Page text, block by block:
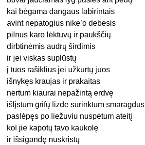
kai bėgama dangaus labirintais
avint nepatogius nike’o debesis
pilnus karo lėktuvų ir paukščių
dirbtinėmis audrų širdimis
ir jei viskas suplūstų
į tuos rašiklius jei užkurtų juos
išnykęs kraujas ir prakaitas
nertum kiaurai nepažintą erdvę
išlįstum grifų lizde surinktum smaragdus
paslėpęs po liežuviu nuspėtum ateitį
kol jie kapotų tavo kaukolę
ir išsigandę nuskristų